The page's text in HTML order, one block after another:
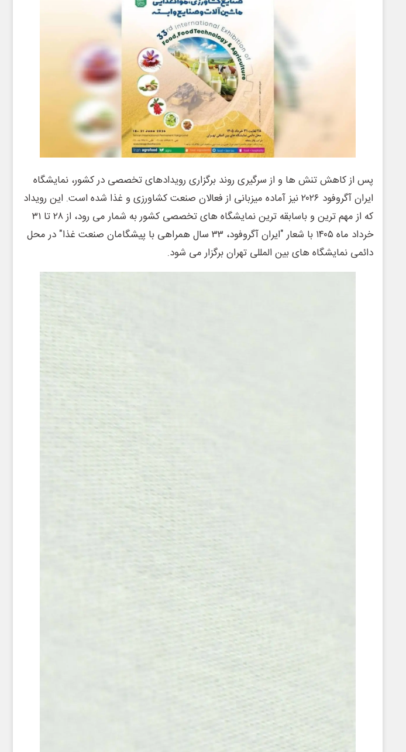
پس از کاهش تنش ها و از سرگیری روند برگزاری رویدادهای تخصصی در کشور، نمایشگاه
ایران آگروفود ۲۰۲۶ نیز آماده میزبانی از فعالان صنعت کشاورزی و غذا شده است. این رویداد
که از مهم ترین و باسابقه ترین نمایشگاه های تخصصی کشور به شمار می رود، از ۲۸ تا ۳۱
خرداد ماه ۱۴۰۵ با شعار "ایران آگروفود، ۳۳ سال همراهی با پیشگامان صنعت غذا" در محل
دائمی نمایشگاه های بین المللی تهران برگزار می شود.